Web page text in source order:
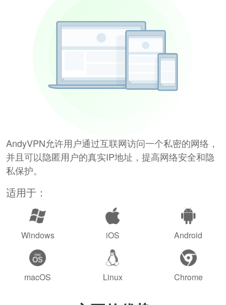
AndyVPN允许用户通过互联网访问一个私密的网络，
并且可以隐匿用户的真实IP地址，提高网络安全和隐
私保护。
适用于：
Windows iOS Android
macOS Linux Chrome